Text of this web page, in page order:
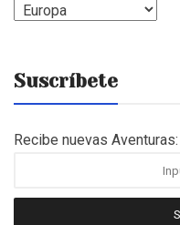
Zonas:
Suscríbete
Recibe nuevas Aventuras: